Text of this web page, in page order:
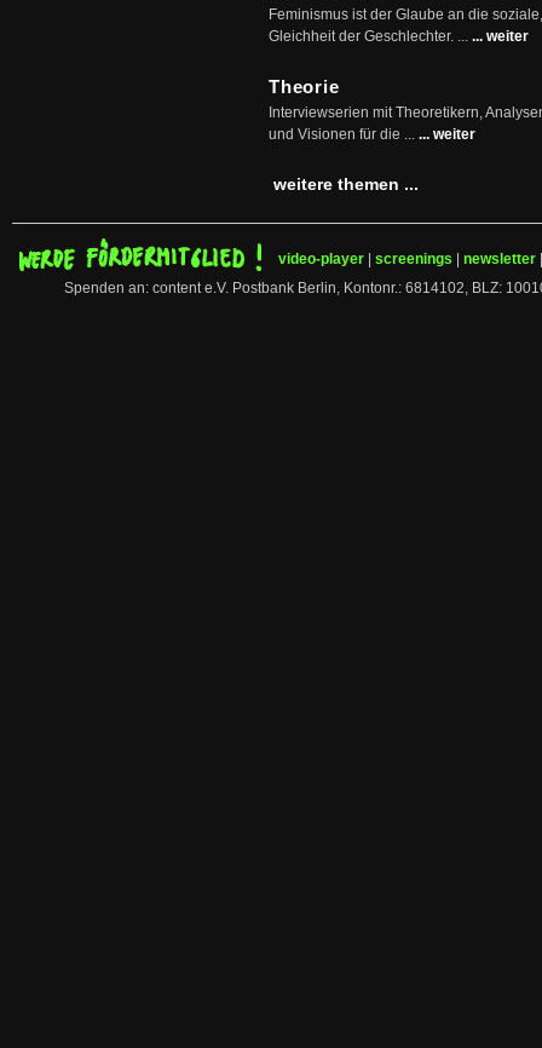
Feminismus ist der Glaube an die
Gleichheit der Geschlechter. ... ... weiter
Theorie
Interviewserien mit Theoretikern,
und Visionen für die ... ... weiter
weitere themen ...
video-player screenings newsletter
Spenden an: content e.V. Postbank Berlin, Kontonr.: 6814102, BLZ: